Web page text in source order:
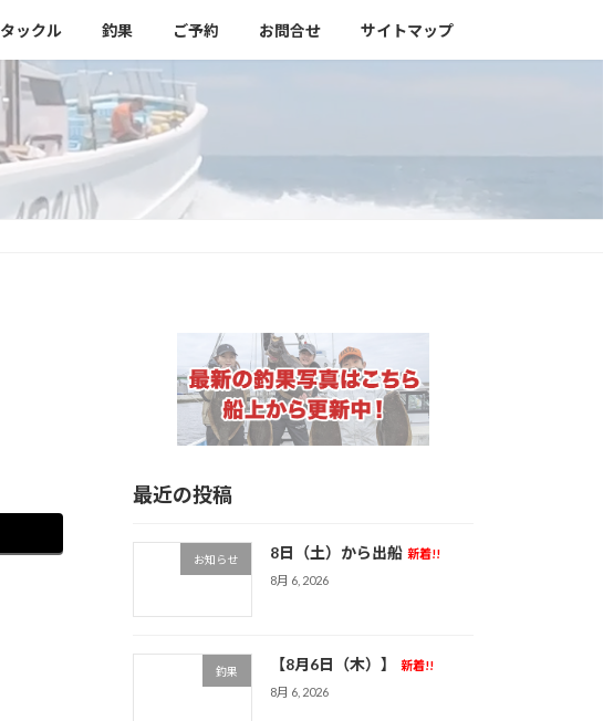
タックル 釣果 ご予約 お問合せ サイトマップ
最近の投稿
お知らせ 8日（土）から出船 新着!!
8月 6, 2026
釣果 【8月6日（木）】
新着!!
8月 6, 2026